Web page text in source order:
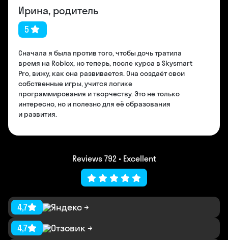
Ирина, родитель
5
Сначала я была против того, чтобы дочь тратила
время на Roblox, но теперь, после курса в Skysmart
Pro, вижу, как она развивается. Она создаёт свои
собственные игры, учится логике
программирования и творчеству. Это не только
интересно, но и полезно для её образования
и развития.
Reviews 792 • Excellent
4,7
Яндекс
4,7
Отзовик